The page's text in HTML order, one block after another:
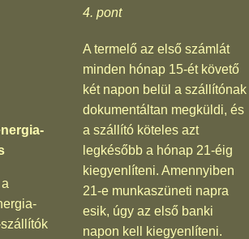
4. pont
A termelő az első számlát
minden hónap 15-ét követő
két napon belül a szállítónak
dokumentáltan megküldi, és
a szállító köteles azt
legkésőbb a hónap 21-éig
kiegyenlíteni. Amennyiben
21-e munkaszüneti napra
esik, úgy az első banki
napon kell kiegyenlíteni.